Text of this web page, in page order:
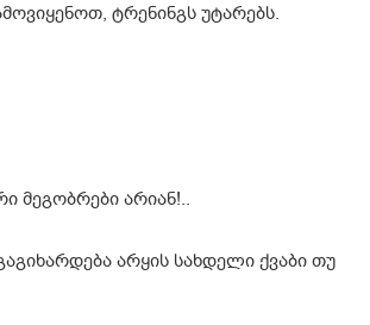
ტრენინგს უტარებს.
მეგობრები არიან!..
არყის სახდელი ქვაბი თუ